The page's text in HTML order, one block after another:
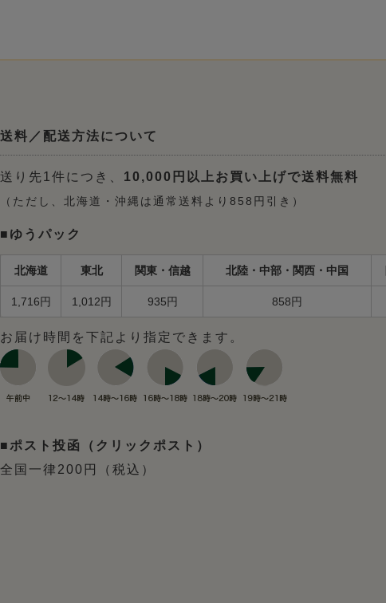
送料／配送方法について
送り先1件につき、 10,000円以上お買い上げで送料無料
（ただし、北海道・沖縄は通常送料より858円引き）
■ゆうパック
北海道 東北 関東・信越 北陸・中部・関西・中国
1,716円 1,012円 935円 858円
お届け時間を下記より指定できます。
■ポスト投函（クリックポスト）
全国一律200円（税込）